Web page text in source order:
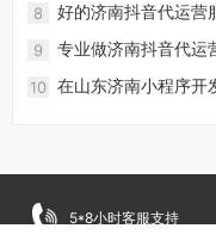
8 好的济南抖音代运营
9 专业做济南抖音代运
10 在山东济南小程序开
5*8小时客服支持